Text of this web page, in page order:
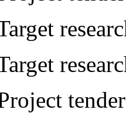
tender